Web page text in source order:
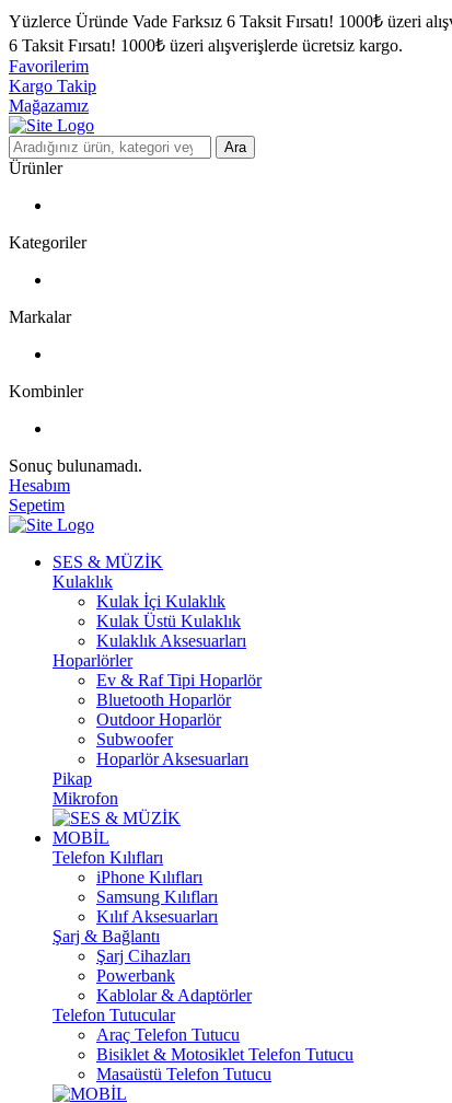
Yüzlerce Üründe Vade Farksız 6 Taksit Fırsatı! 1000₺ üzeri
6 Taksit Fırsatı! 1000₺ üzeri alışverişlerde ücretsiz kargo.
Favorilerim
Kargo Takip
Mağazamız
Ara
Ürünler
Kategoriler
Markalar
Kombinler
Sonuç bulunamadı.
Hesabım
Sepetim
SES & MÜZİK
Kulaklık
Kulak İçi Kulaklık
Kulak Üstü Kulaklık
Kulaklık Aksesuarları
Hoparlörler
Ev & Raf Tipi Hoparlör
Bluetooth Hoparlör
Outdoor Hoparlör
Subwoofer
Hoparlör Aksesuarları
Pikap
Mikrofon
MOBİL
Telefon Kılıfları
iPhone Kılıfları
Samsung Kılıfları
Kılıf Aksesuarları
Şarj & Bağlantı
Şarj Cihazları
Powerbank
Kablolar & Adaptörler
Telefon Tutucular
Araç Telefon Tutucu
Bisiklet & Motosiklet Telefon Tutucu
Masaüstü Telefon Tutucu